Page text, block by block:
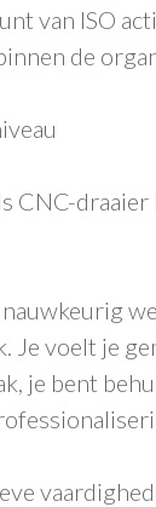
van ISO
de
draaier
Je voelt je
je bent